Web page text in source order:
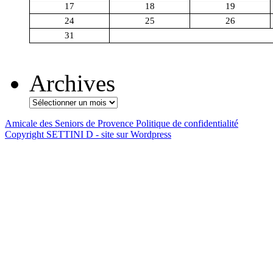
17
18
19
24
25
26
31
Archives
Amicale des Seniors de Provence Politique de confidentialité
Copyright SETTINI D - site sur Wordpress